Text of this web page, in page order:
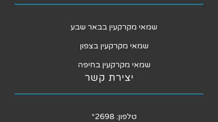
שמאי מקרקעין בבאר שבע
שמאי מקרקעין בצפון
שמאי מקרקעין בחיפה
יצירת קשר
טלפון: 2698*